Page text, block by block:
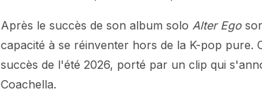
Après le succès de son album solo Alter Ego
capacité à se réinventer hors de la K-pop pure.
succès de l'été 2026, porté par un clip qui
Coachella.